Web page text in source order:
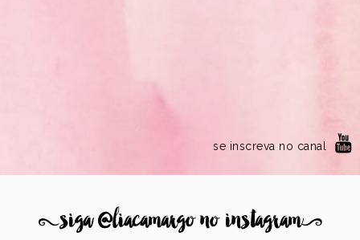
se inscreva no canal
8siga @liacamargo no instagram9